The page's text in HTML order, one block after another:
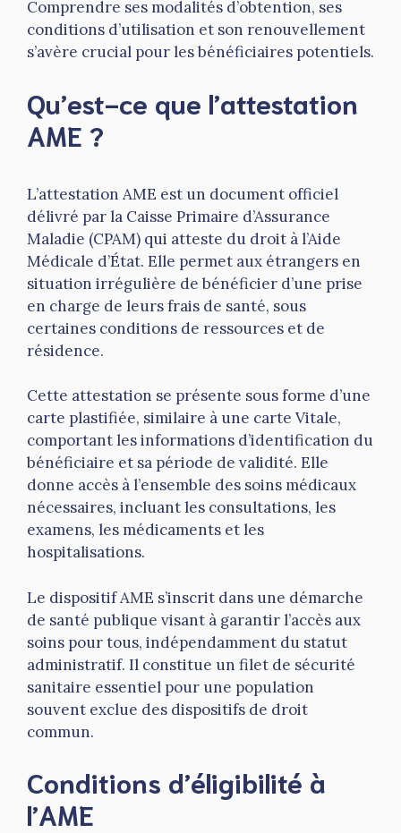
Comprendre ses modalités d’obtention, ses
conditions d’utilisation et son renouvellement
s’avère crucial pour les bénéficiaires potentiels.
Qu’est-ce que l’attestation
AME ?
L’attestation AME est un document officiel
délivré par la Caisse Primaire d’Assurance
Maladie (CPAM) qui atteste du droit à l’Aide
Médicale d’État. Elle permet aux étrangers en
situation irrégulière de bénéficier d’une prise
en charge de leurs frais de santé, sous
certaines conditions de ressources et de
résidence.
Cette attestation se présente sous forme d’une
carte plastifiée, similaire à une carte Vitale,
comportant les informations d’identification du
bénéficiaire et sa période de validité. Elle
donne accès à l’ensemble des soins médicaux
nécessaires, incluant les consultations, les
examens, les médicaments et les
hospitalisations.
Le dispositif AME s’inscrit dans une démarche
de santé publique visant à garantir l’accès aux
soins pour tous, indépendamment du statut
administratif. Il constitue un filet de sécurité
sanitaire essentiel pour une population
souvent exclue des dispositifs de droit
commun.
Conditions d’éligibilité à
l’AME